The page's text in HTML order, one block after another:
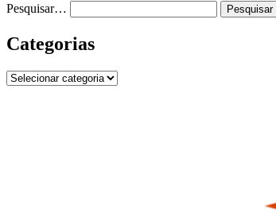
Pesquisar…
Categorias
Categorias